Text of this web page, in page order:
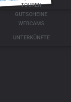
TOUREN
GUTSCHEINE
WEBCAMS
UNTERKÜNFTE